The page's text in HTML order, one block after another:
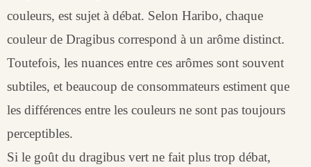
couleurs, est sujet à débat. Selon Haribo, chaque
couleur de Dragibus correspond à un arôme distinct.
Toutefois, les nuances entre ces arômes sont souvent
subtiles, et beaucoup de consommateurs estiment que
les différences entre les couleurs ne sont pas toujours
perceptibles.
Si le goût du dragibus vert ne fait plus trop débat,